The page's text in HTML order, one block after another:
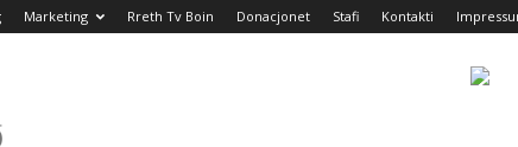
Marketing Rreth Tv Boin Donacjonet Stafi Kontakti